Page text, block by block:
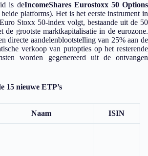
is deIncomeShares Eurostoxx 50 Options
platforms). Het is het eerste instrument in
Stoxx 50-index volgt, bestaande uit de 50
de grootste marktkapitalisatie in de eurozone.
directe aandelenblootstelling van 25% aan de
verkoop van putopties op het resterende
worden gegenereerd uit de ontvangen
15 nieuwe ETP’s
Naam ISIN